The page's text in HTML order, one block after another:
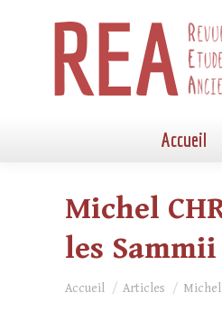
Accueil
Michel
les Sammii
Vous êtes ici :
Accueil Articles Michel